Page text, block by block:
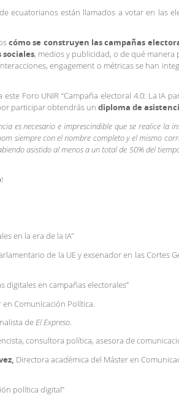
ecuatorianos están llamados a votar en las
cómo se construyen las campañas
sociales, medios y publicidad, o de qué manera
engagement o métricas se han
Foro UNIR “Campaña electoral 4.0: La IA
participar obtendrás un diploma de
es necesario e imprescindible que se realice la
siempre con el nombre completo y el mismo
asistido al menos a un total de 50% del
!
en la era de la IA"
de la UE y exsenador en las Cortes
digitales en campañas electorales”
en Comunicación Política.
deEl Expreso.
consultora política, asesora de
Directora académica del Máster en
política digital”